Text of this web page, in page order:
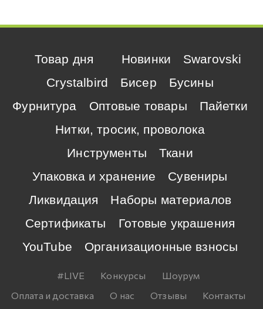
Товар дня Новинки
Swarovski
Crystalbird
Бисер
Бусины
Фурнитура
Оптовые товары
Пайетки
Нитки, тросик, проволока
Инструменты
Ткани
Упаковка и хранение
Сувениры
Ликвидация
Наборы материалов
Сертификаты
Готовые украшения
YouTube
Организационные взносы
#LIVE Конкурсы
Шоурум
Оплата и доставка
О нас Отзывы
Контакты